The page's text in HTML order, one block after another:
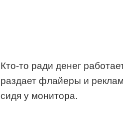
Кто-то ради денег
раздает флайеры и
сидя у монитора.